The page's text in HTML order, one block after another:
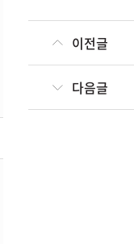
이전글
다음글